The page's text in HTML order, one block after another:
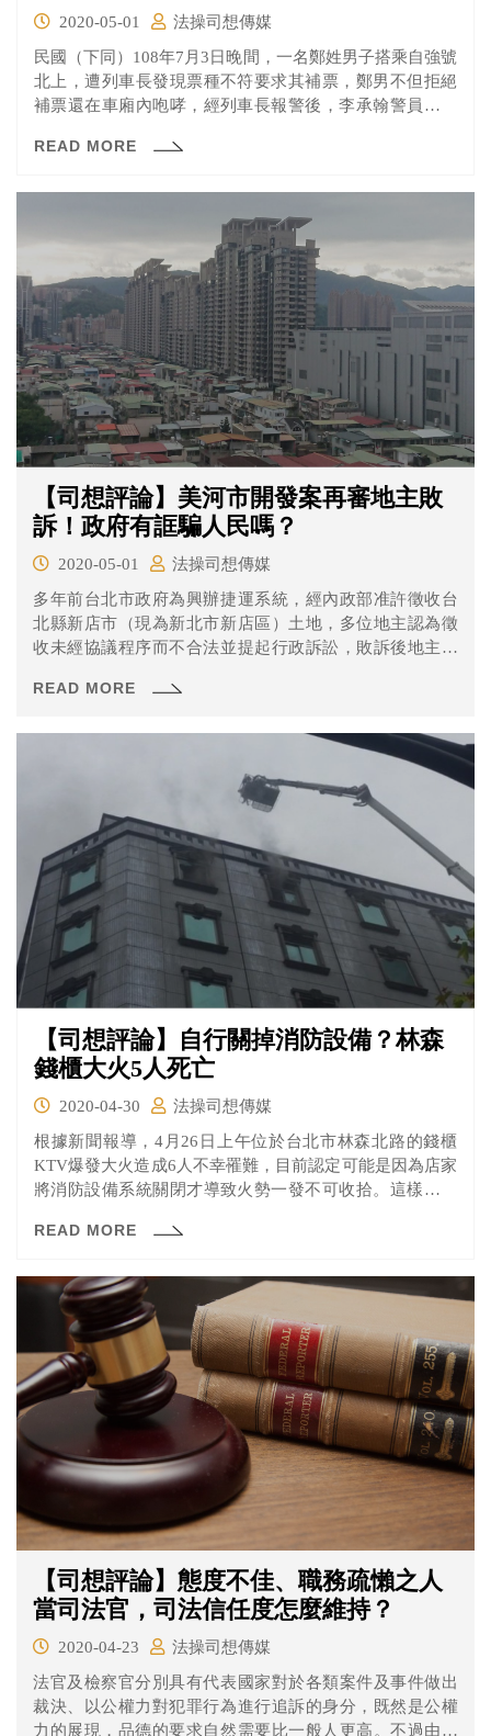
2020-05-01
法操司想傳媒
民國（下同）108年7月3日晚間，一名鄭姓男子搭乘自強號
北上，遭列車長發現票種不符要求其補票，鄭男不但拒絕
補票還在車廂內咆哮，經列車長報警後，李承翰警員由嘉
刺中李承翰警員，當下李承翰警員為顧及列車上其他乘客
READ MORE
【司想評論】美河市開發案再審地主敗
訴！政府有誆騙人民嗎？
2020-05-01
法操司想傳媒
多年前台北市政府為興辦捷運系統，經內政部准許徵收台
北縣新店市（現為新北市新店區）土地，多位地主認為徵
收未經協議程序而不合法並提起行政訴訟，敗訴後地主與
743號解釋。之後地主依釋字第732號聲請再審獲准，最高
審，但在3月26日台北高等行政法院仍宣判更一審地主敗
READ MORE
【司想評論】自行關掉消防設備？林森
錢櫃大火5人死亡
2020-04-30
法操司想傳媒
根據新聞報導，4月26日上午位於台北市林森北路的錢櫃
KTV爆發大火造成6人不幸罹難，目前認定可能是因為店家
將消防設備系統關閉才導致火勢一發不可收拾。這樣店家
READ MORE
【司想評論】態度不佳、職務疏懶之人
當司法官，司法信任度怎麼維持？
2020-04-23
法操司想傳媒
法官及檢察官分別具有代表國家對於各類案件及事件做出
裁決、以公權力對犯罪行為進行追訴的身分，既然是公權
力的展現，品德的要求自然需要比一般人更高。不過由於